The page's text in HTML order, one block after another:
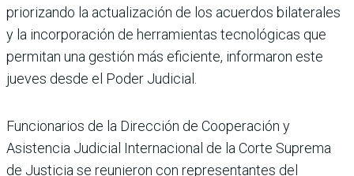
priorizando la actualización de los acuerdos bilaterales
y la incorporación de herramientas tecnológicas que
permitan una gestión más eficiente, informaron este
jueves desde el Poder Judicial.
Funcionarios de la Dirección de Cooperación y
Asistencia Judicial Internacional de la Corte Suprema
de Justicia se reunieron con representantes del